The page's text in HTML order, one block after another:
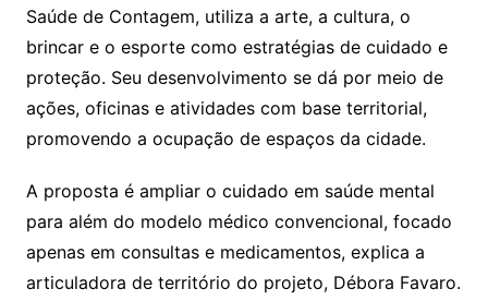
Saúde de Contagem, utiliza a arte, a cultura, o
brincar e o esporte como estratégias de cuidado e
proteção. Seu desenvolvimento se dá por meio de
ações, oficinas e atividades com base territorial,
promovendo a ocupação de espaços da cidade.
A proposta é ampliar o cuidado em saúde mental
para além do modelo médico convencional, focado
apenas em consultas e medicamentos, explica a
articuladora de território do projeto, Débora Favaro.